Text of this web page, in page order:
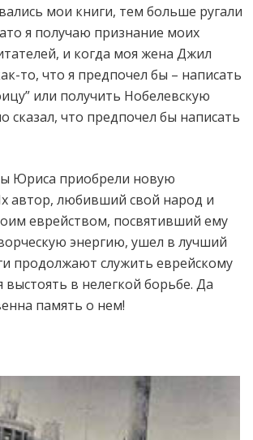
мои книги, тем больше ругали
я получаю признание моих
и когда моя жена Джил
то, что я предпочел бы – написать
или получить Нобелевскую
сказал, что предпочел бы написать
Юриса приобрели новую
автор, любивший свой народ и
еврейством, посвятивший ему
энергию, ушел в лучший
продолжают служить еврейскому
выстоять в нелегкой борьбе. Да
память о нем!